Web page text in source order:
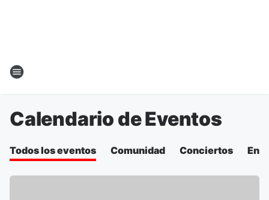
Calendario de Eventos
Todos los eventos Comunidad Conciertos